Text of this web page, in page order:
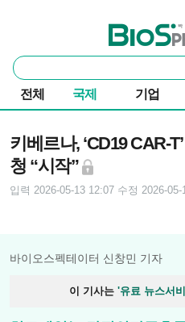
바이오스펙테
통
합
검
색
전체 국제 기업
키베르나, ‘CD19 CAR-
청 “시작”
입력 2026-05-13 12:07 수정 2026-05-
바이오스펙테이터 신창민 기자
이 기사는 '유료 뉴스서